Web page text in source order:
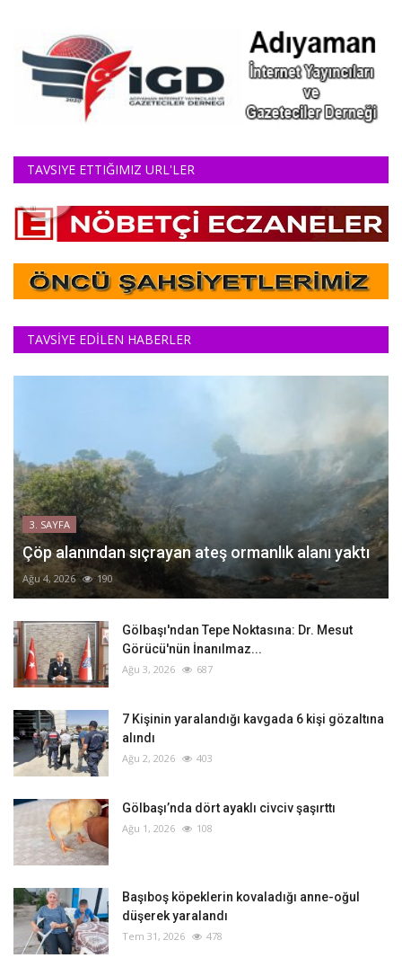
TAVSIYE ETTIĞIMIZ URL'LER
TAVSİYE EDİLEN HABERLER
3. SAYFA
Çöp alanından sıçrayan ateş ormanlık alanı yaktı
Ağu 4, 2026 190
Gölbaşı'ndan Tepe Noktasına: Dr. Mesut
Görücü'nün İnanılmaz...
Ağu 3, 2026 687
‎7 Kişinin yaralandığı kavgada 6 kişi gözaltına
alındı
Ağu 2, 2026 403
Gölbaşı’nda dört ayaklı civciv şaşırttı
Ağu 1, 2026 108
Başıboş köpeklerin kovaladığı anne-oğul
düşerek yaralandı
Tem 31, 2026 478